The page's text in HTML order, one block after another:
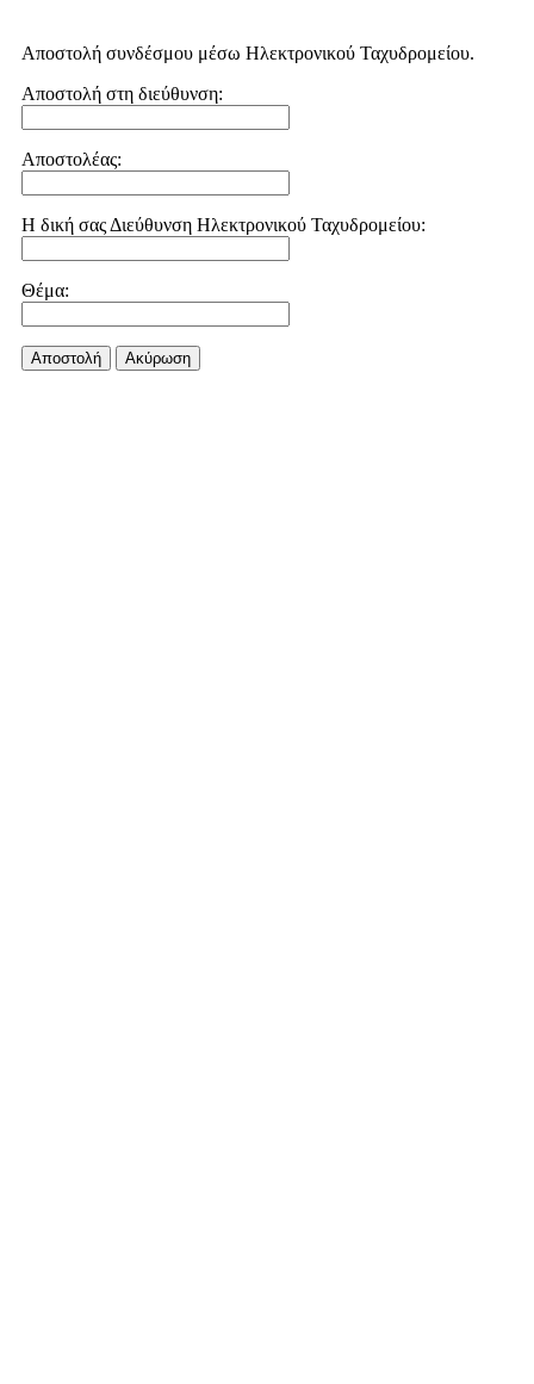
Αποστολή συνδέσμου μέσω Ηλεκτρονικού Ταχυδρομείου.
Αποστολή στη διεύθυνση:
Αποστολέας:
Η δική σας Διεύθυνση Ηλεκτρονικού Ταχυδρομείου:
Θέμα:
Αποστολή Aκύρωση